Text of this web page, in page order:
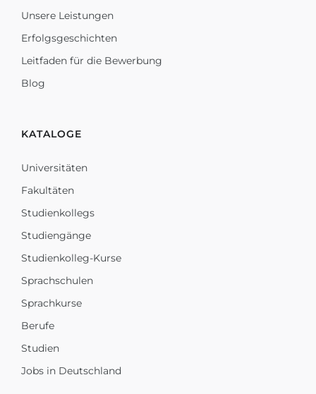
Unsere Leistungen
Erfolgsgeschichten
Leitfaden für die Bewerbung
Blog
KATALOGE
Universitäten
Fakultäten
Studienkollegs
Studiengänge
Studienkolleg-Kurse
Sprachschulen
Sprachkurse
Berufe
Studien
Jobs in Deutschland